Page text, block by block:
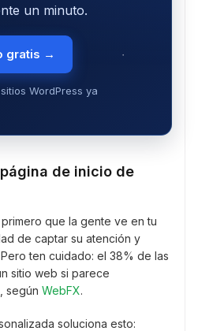
un minuto.
gratis →
WordPress ya
de inicio de
que la gente ve en tu
de captar su atención y
ten cuidado: el 38% de las
sitio web si parece
según WebFX.
soluciona esto: